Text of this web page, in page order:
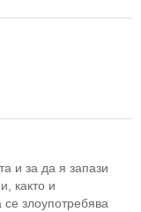
и за да я запази
както и
се злоупотребява